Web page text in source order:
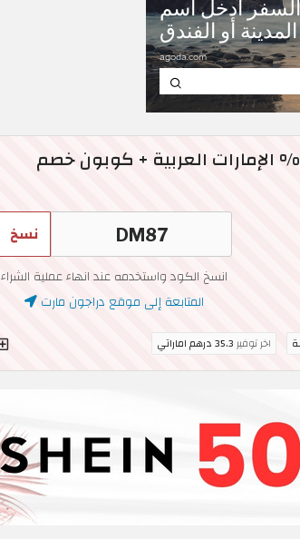
عروض دراجون مارت حتى 50% الإمارات العربية + كوبون خصم
نسخ
انسخ الكود واستخدمه عند انهاء عملية الشراء
المتابعة إلى موقع دراجون مارت
اخر توفير35.3 درهم اماراتي